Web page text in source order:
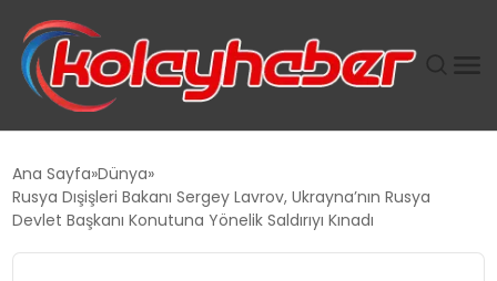
SUWEN’IN İSTIHDAM MODELI EKONOMIDE KADIN
Ana Sayfa Dünya
Rusya Dışişleri Bakanı Sergey Lavrov, Ukrayna’nın Rusya
Devlet Başkanı Konutuna Yönelik Saldırıyı Kınadı